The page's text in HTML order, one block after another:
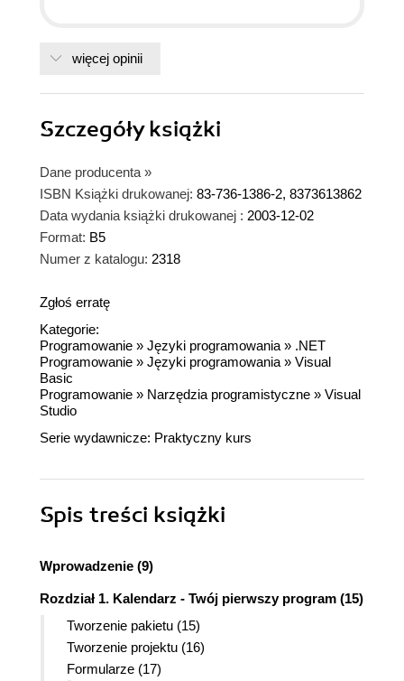
więcej opinii
Szczegółyksiążki
Dane producenta »
ISBN Książki drukowanej: 83-736-1386-2, 8373613862
Data wydania książki drukowanej : 2003-12-02
Format: B5
Numer z katalogu: 2318
Zgłoś erratę
Kategorie:
Programowanie » Języki programowania » .NET
Programowanie » Języki programowania » Visual
Basic
Programowanie » Narzędzia programistyczne » Visual
Studio
Serie wydawnicze: Praktyczny kurs
Spis treści książki
Wprowadzenie (9)
Rozdział 1. Kalendarz - Twój pierwszy program (15)
Tworzenie pakietu (15)
Tworzenie projektu (16)
Formularze (17)